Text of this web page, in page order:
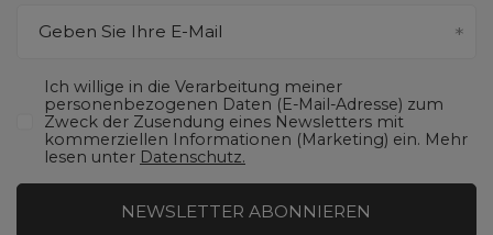
Geben Sie Ihre E-Mail
Ich willige in die Verarbeitung meiner
personenbezogenen Daten (E-Mail-Adresse) zum
Zweck der Zusendung eines Newsletters mit
kommerziellen Informationen (Marketing) ein. Mehr
lesen unter Datenschutz.
NEWSLETTER ABONNIEREN